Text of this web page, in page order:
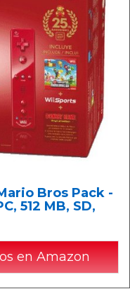
Bros Pack -
512 MB, SD,
en Amazon